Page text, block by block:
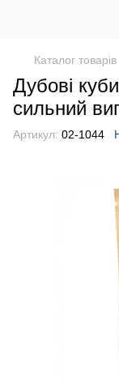
Каталог товарів
Дубові
сильний
Артикул: 02-1044